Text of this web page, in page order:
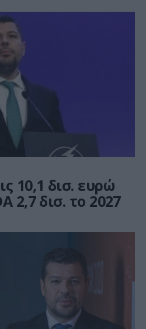
10,1 δισ. ευρώ
2,7 δισ. το 2027